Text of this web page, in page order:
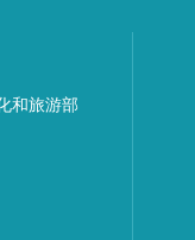
和旅游部